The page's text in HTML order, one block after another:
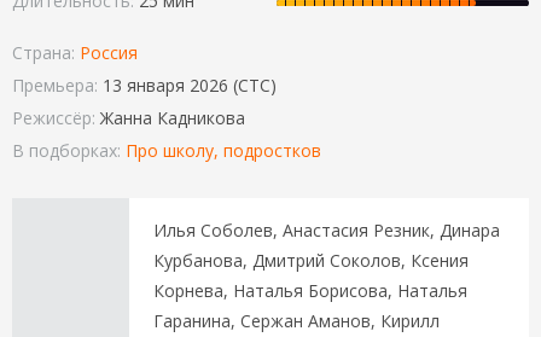
Страна: Россия
Премьера: 13 января 2026 (СТС)
Режиссёр: Жанна Кадникова
В подборках: Про школу, подростков
Илья Соболев, Анастасия Резник, Динара
Курбанова, Дмитрий Соколов, Ксения
Корнева, Наталья Борисова, Наталья
Гаранина, Сержан Аманов, Кирилл